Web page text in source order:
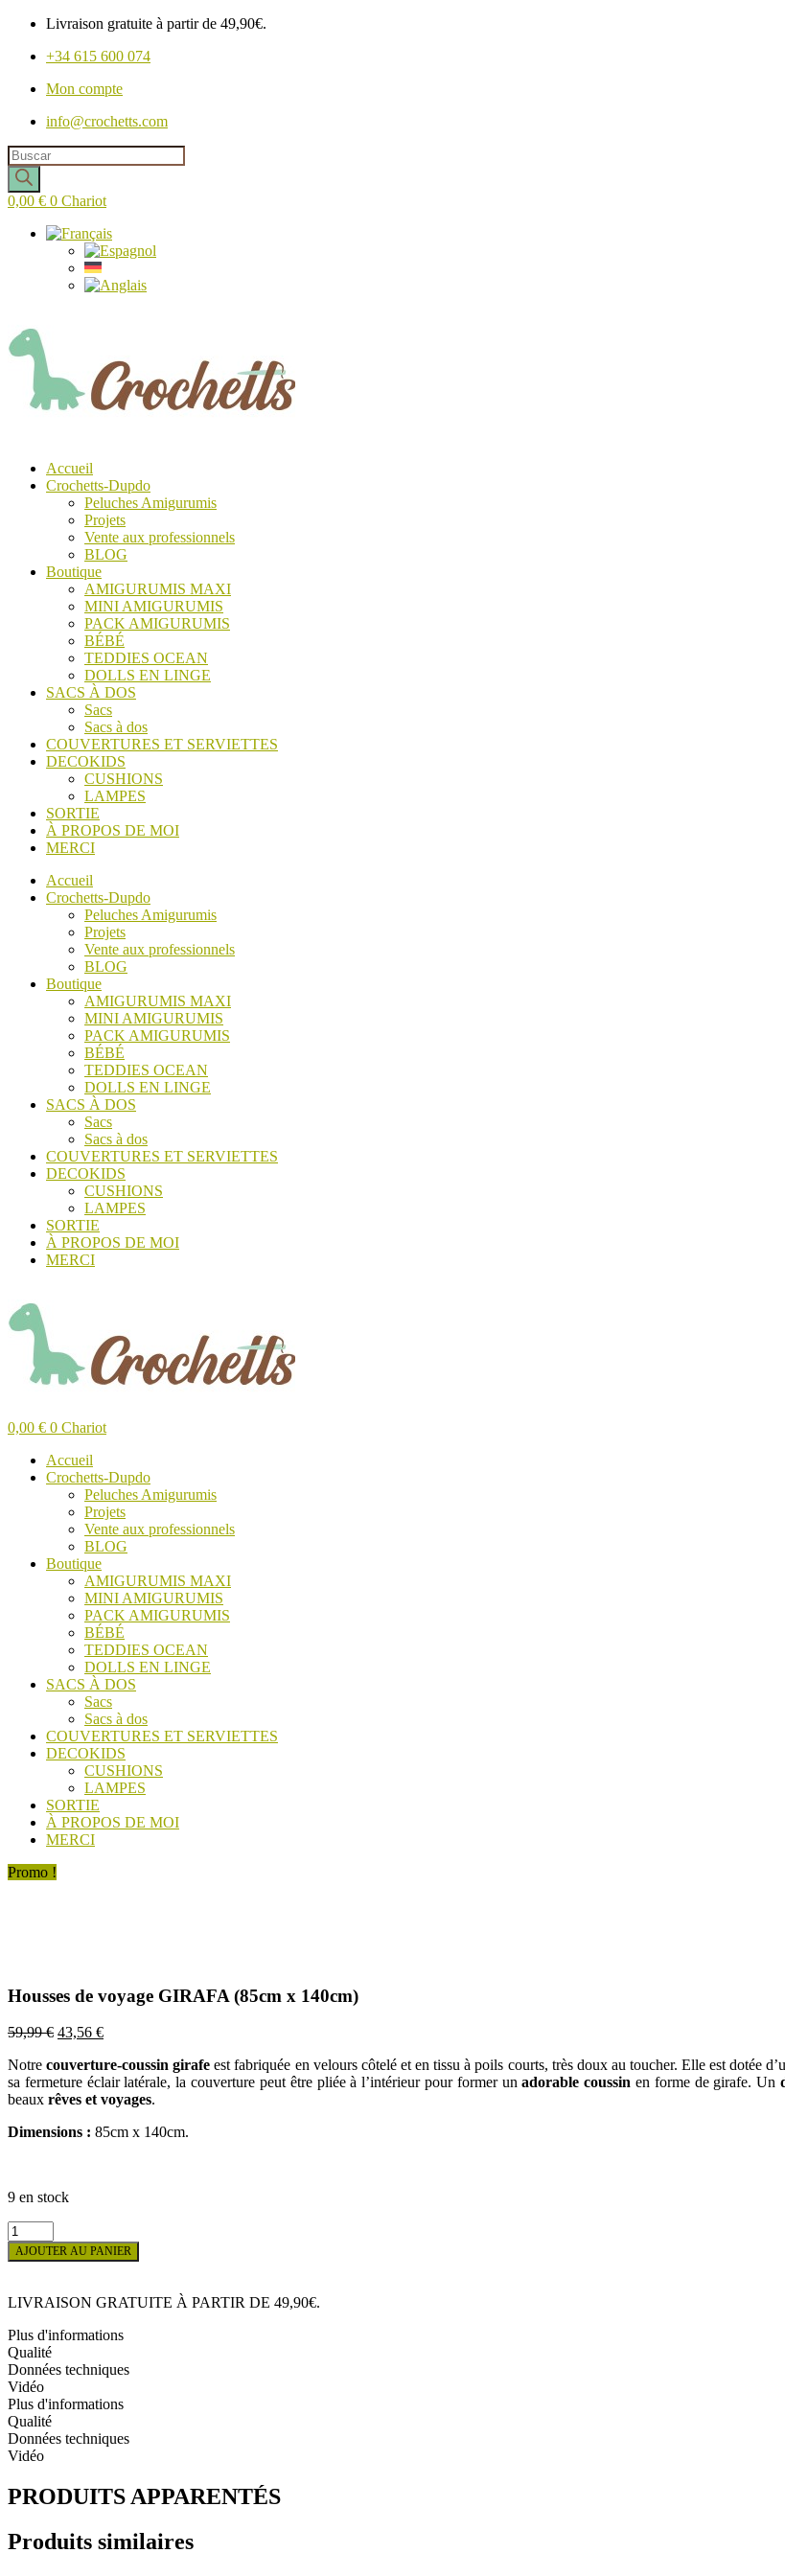
Livraison gratuite à partir de 49,90€.
+34 615 600 074
Mon compte
info@crochetts.com
Recherche
de
produits
0,00 € 0 Chariot
Accueil
Crochetts-Dupdo
Peluches Amigurumis
Projets
Vente aux professionnels
BLOG
Boutique
AMIGURUMIS MAXI
MINI AMIGURUMIS
PACK AMIGURUMIS
BÉBÉ
TEDDIES OCEAN
DOLLS EN LINGE
SACS À DOS
Sacs
Sacs à dos
COUVERTURES ET SERVIETTES
DECOKIDS
CUSHIONS
LAMPES
SORTIE
À PROPOS DE MOI
MERCI
Accueil
Crochetts-Dupdo
Peluches Amigurumis
Projets
Vente aux professionnels
BLOG
Boutique
AMIGURUMIS MAXI
MINI AMIGURUMIS
PACK AMIGURUMIS
BÉBÉ
TEDDIES OCEAN
DOLLS EN LINGE
SACS À DOS
Sacs
Sacs à dos
COUVERTURES ET SERVIETTES
DECOKIDS
CUSHIONS
LAMPES
SORTIE
À PROPOS DE MOI
MERCI
0,00 € 0 Chariot
Accueil
Crochetts-Dupdo
Peluches Amigurumis
Projets
Vente aux professionnels
BLOG
Boutique
AMIGURUMIS MAXI
MINI AMIGURUMIS
PACK AMIGURUMIS
BÉBÉ
TEDDIES OCEAN
DOLLS EN LINGE
SACS À DOS
Sacs
Sacs à dos
COUVERTURES ET SERVIETTES
DECOKIDS
CUSHIONS
LAMPES
SORTIE
À PROPOS DE MOI
MERCI
Promo !
Housses de voyage GIRAFA (85cm x 140cm)
59,99€ Le
initial
était :
59,99 €.
43,56 €Le
actuel
est :
43,56 €.
Notrecouverture-coussin girafe est fabriquée en velours côtelé et en tissu à poils courts, très doux au toucher. Elle est dotée
sa fermeture éclair latérale, la couverture peut être pliée à l’intérieur pour former unadorable coussin en forme de girafe. Un
beaux rêves et voyages.
Dimensions : 85cm x 140cm.
9 en stock
quantité
de
Housses
voyage
(85cm
x
140cm)
AJOUTER AU PANIER
LIVRAISON GRATUITE À PARTIR DE 49,90€.
Plus d'informations
Qualité
Données techniques
Vidéo
Plus d'informations
Qualité
Données techniques
Vidéo
PRODUITS APPARENTÉS
Produits similaires